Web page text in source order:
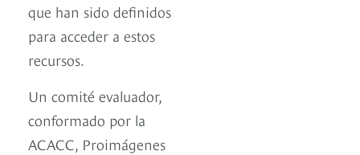
que han sido definidos
para acceder a estos
recursos.
Un comité evaluador,
conformado por la
ACACC, Proimágenes